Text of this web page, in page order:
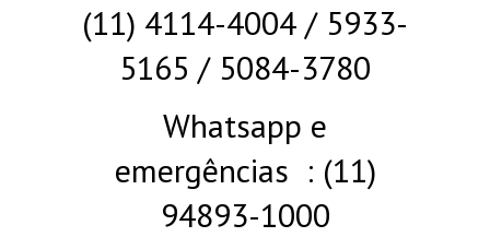
(11) 4114-4004 / 5933-
5165 / 5084-3780
Whatsapp e
emergências : (11)
94893-1000